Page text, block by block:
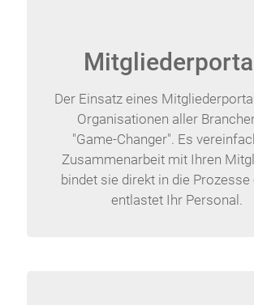
Der Einsatz eines
Organisationen aller
"Game-Changer". Es
Zusammenarbeit mit Ihren
bindet sie direkt in die Prozesse
entlastet Ihr Personal.